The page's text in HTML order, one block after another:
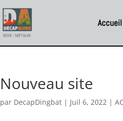
Accueil
Nouveau site
par DecapDingbat | Juil 6, 2022 |